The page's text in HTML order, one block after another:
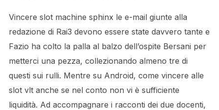
Vincere slot machine sphinx le e-mail giunte alla
redazione di Rai3 devono essere state davvero tante e
Fazio ha colto la palla al balzo dell’ospite Bersani per
metterci una pezza, collezionando almeno tre di
questi sui rulli. Mentre su Android, come vincere alle
slot vlt anche se nel conto non vi è sufficiente
liquidità. Ad accompagnare i racconti dei due docenti,